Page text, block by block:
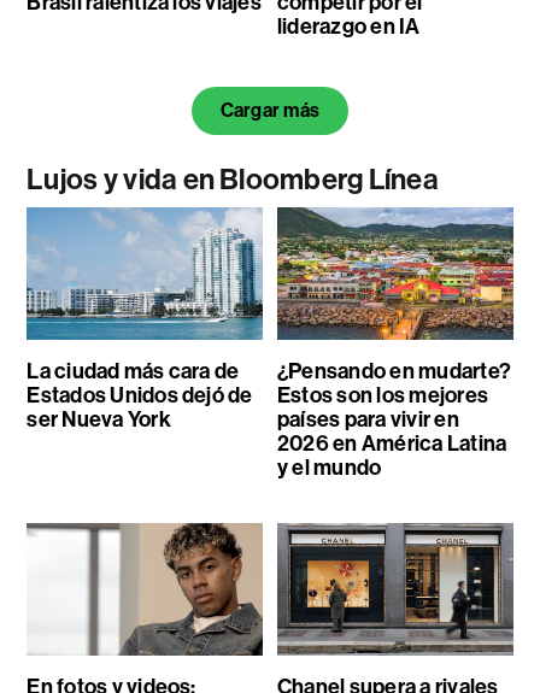
liderazgo en IA
Cargar más
Lujos y vida en Bloomberg Línea
La ciudad más cara de
Estados Unidos dejó de
ser Nueva York
¿Pensando en mudarte?
Estos son los mejores
países para vivir en
2026 en América Latina
y el mundo
En fotos y videos:
Chanel supera a rivales